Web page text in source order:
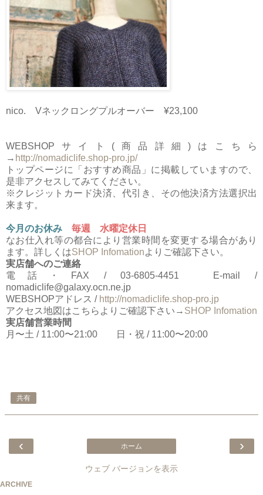
nico. Vネックロングプルオーバー ¥23,100
WEBSHOPサイト(商品詳細)はこちら
→ http://nomadiclife.shop-pro.jp/
トップページに「おすすめ商品」に掲載していますので、
是非アクセスしてみてください。
※クレジットカード決済、代引き、その他決済方法選択出
来ます。
今月のお休み
毎週 水曜定休日
なお仕入れ等の都合により営業時間を変更する場合があり
ます。詳しくはSHOP Infomationよりご確認下さい。
実店舗へのご連絡
電話・FAX / 03-6805-4451 E-mail /
nomadiclife@galaxy.ocn.ne.jp
WEBSHOPアドレス / http://nomadiclife.shop-pro.jp
アクセス地図はこちらよりご確認下さい→ SHOP Infomation
実店舗営業時間
月〜土 / 11:00〜21:00 日・祝 / 11:00〜20:00
共有
‹ ›
ホーム
ウェブ バージョンを表示
ARCHIVE